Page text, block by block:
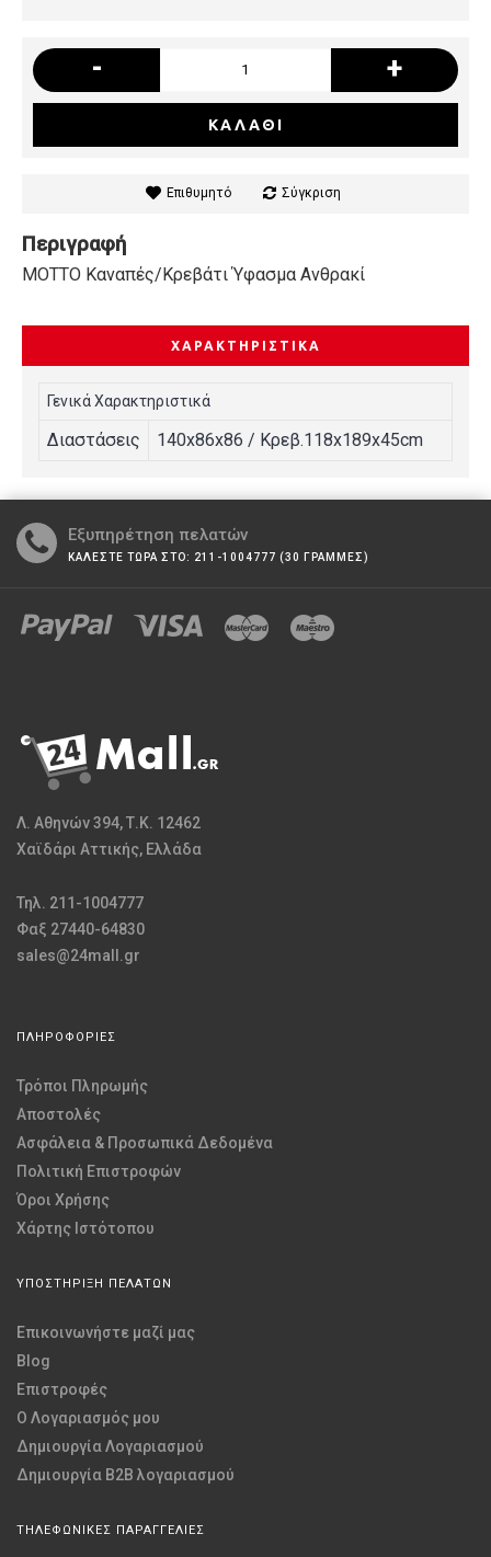
- +
ΚΑΛΆΘΙ
Επιθυμητό Σύγκριση
Περιγραφή
MOTTO Καναπές/Κρεβάτι Ύφασμα Ανθρακί
ΧΑΡΑΚΤΗΡΙΣΤΙΚΆ
Γενικά Χαρακτηριστικά
Διαστάσεις 140x86x86 / Κρεβ.118x189x45cm
Εξυπηρέτηση πελατών
ΚΑΛΕΣΤΕ ΤΩΡΑ ΣΤΟ: 211-1004777 (30 ΓΡΑΜΜΕΣ)
Λ. Αθηνών 394, Τ.Κ. 12462
Χαϊδάρι Αττικής, Ελλάδα
Τηλ. 211-1004777
Φαξ 27440-64830
sales@24mall.gr
ΠΛΗΡΟΦΟΡΙΕΣ
Τρόποι Πληρωμής
Αποστολές
Ασφάλεια & Προσωπικά Δεδομένα
Πολιτική Επιστροφών
Όροι Χρήσης
Χάρτης Ιστότοπου
ΥΠΟΣΤΗΡΙΞΗ ΠΕΛΑΤΩΝ
Επικοινωνήστε μαζί μας
Blog
Επιστροφές
O Λογαριασμός μου
Δημιουργία Λογαριασμού
Δημιουργία B2B λογαριασμού
ΤΗΛΕΦΩΝΙΚΕΣ ΠΑΡΑΓΓΕΛΙΕΣ